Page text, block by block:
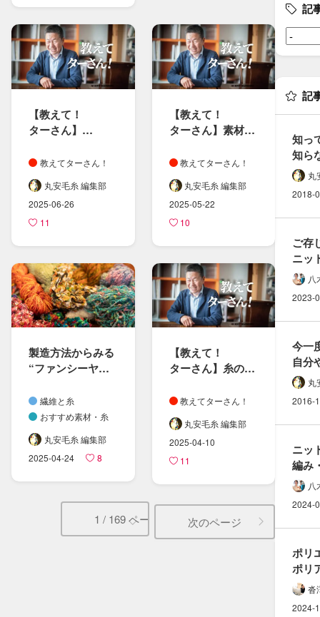
【教えて！​
ターさん​】
マイクロン、​糸の​
番手に​ついて
教えてターさん！
丸安毛糸 編集部
2025-06-26
11
【教えて！​
ターさん​】​素材の​
教えてターさん！
丸安毛糸 編集部
2025-05-22
10
製造方法から​みる​
“ファンシーヤー
繊維と糸
おすすめ素材・糸
丸安毛糸 編集部
2025-04-24
8
【教えて！​
ターさん​】糸の​
教えてターさん！
丸安毛糸 編集部
2025-04-10
11
1 / 169 ページ 次のページ
記
記
知っ
知ら
民族
どん
丸
2018-
ご存
ニッ
欠か
方​「
八
2023-
今一
自分
効果丸
2016-
ニッ
編み
片畦
説明
八
2024-
ポリ
ポリ
（ナ
違い
沓
2024-